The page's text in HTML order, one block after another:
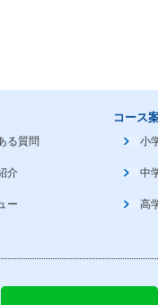
る質問
介
ー
コース
小
中
高